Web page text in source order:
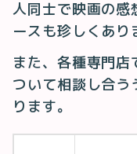
人同士で映画の感
ースも珍しくあり
また、各種専門
ついて相談し合う
ります。